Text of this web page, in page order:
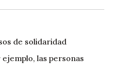
de solidaridad
las personas